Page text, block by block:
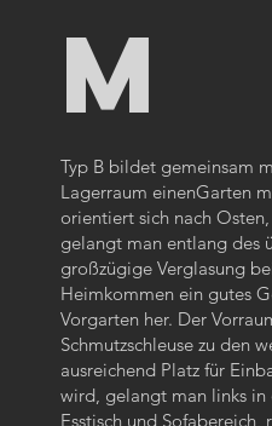
M
Typ B bildet gemeinsam
Lagerraum einenGarten
orientiert sich nach
gelangt man entlang des
großzügige Verglasung
Heimkommen ein gutes
Vorgarten her. Der
Schmutzschleuse zu den
ausreichend Platz für
wird, gelangt man links
Esstisch und